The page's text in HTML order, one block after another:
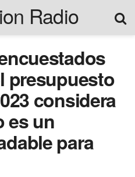
presupuesto
considera
es un
para